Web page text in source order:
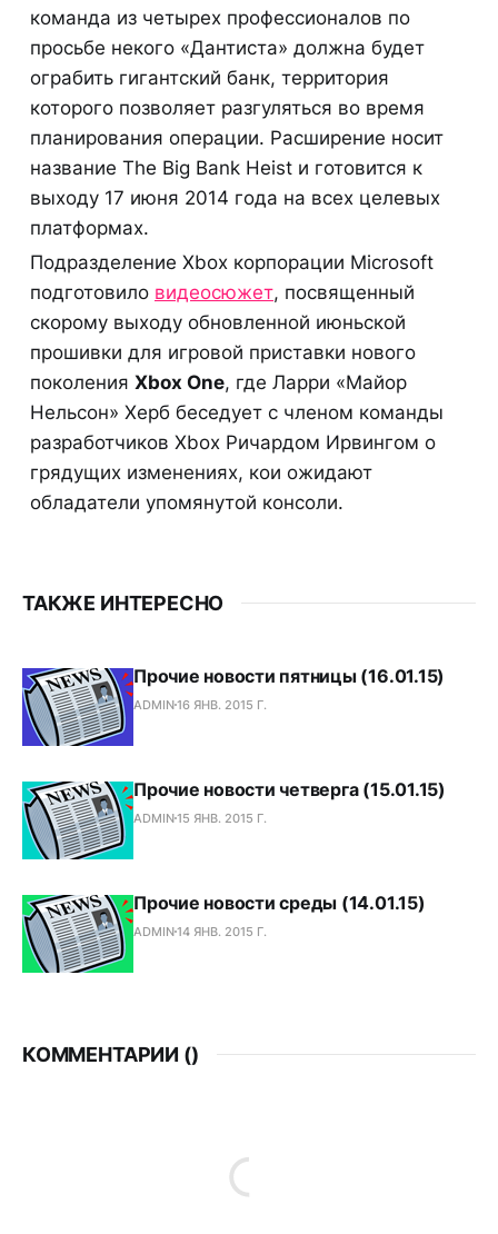
команда из четырех профессионалов по
просьбе некого «Дантиста» должна будет
ограбить гигантский банк, территория
которого позволяет разгуляться во время
планирования операции. Расширение носит
название The Big Bank Heist и готовится к
выходу 17 июня 2014 года на всех целевых
платформах.
Подразделение Xbox корпорации Microsoft
подготовило видеосюжет, посвященный
скорому выходу обновленной июньской
прошивки для игровой приставки нового
поколения Xbox One, где Ларри «Майор
Нельсон» Херб беседует с членом команды
разработчиков Xbox Ричардом Ирвингом о
грядущих изменениях, кои ожидают
обладатели упомянутой консоли.
ТАКЖЕ ИНТЕРЕСНО
Прочие новости пятницы (16.01.15)
ADMIN16 ЯНВ. 2015 Г.
Прочие новости четверга (15.01.15)
ADMIN15 ЯНВ. 2015 Г.
Прочие новости среды (14.01.15)
ADMIN14 ЯНВ. 2015 Г.
КОММЕНТАРИИ ()